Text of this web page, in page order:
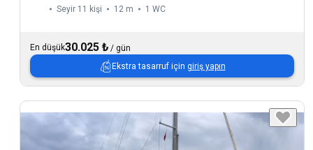
Seyir 11 kişi 12 m 1 WC
En düşük30.025 ₺ / gün
Ekstra tasarruf için giriş yapın